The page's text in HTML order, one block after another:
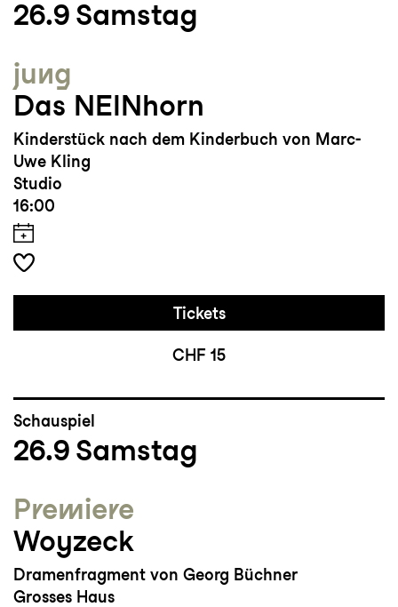
26.9 Samstag
jung
Das NEINhorn
Kinderstück nach dem Kinderbuch von Marc-
Uwe Kling
Studio
16:00
Tickets
CHF 15
Schauspiel
26.9 Samstag
Premiere
Woyzeck
Dramenfragment von Georg Büchner
Grosses Haus